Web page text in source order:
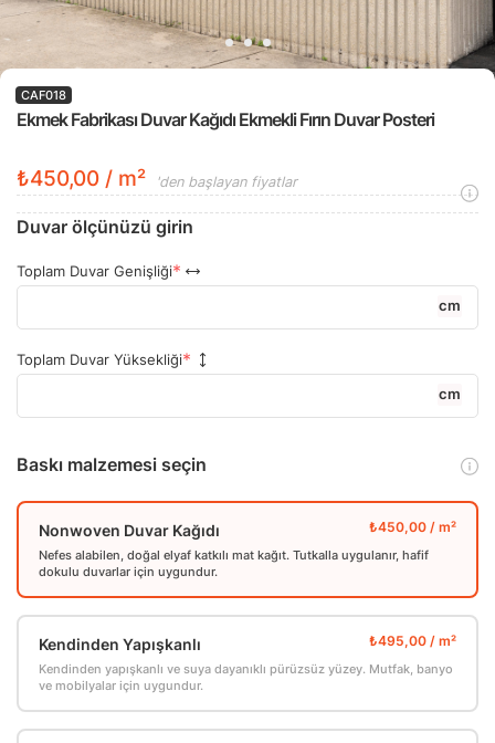
Ekmek Fabrikası Duvar Kağıdı Ekmekli Fırın Duvar Posteri
CAF018
₺450,00 / m² 'den başlayan fiyatlar
Duvar ölçünüzü girin
Toplam Duvar Genişliği
cm
Toplam Duvar Yüksekliği
cm
Baskı malzemesi seçin
Nonwoven Duvar Kağıdı
Nefes alabilen, doğal elyaf katkılı mat kağıt. Tutkalla uygulanır, hafif
dokulu duvarlar için uygundur.
Kendinden Yapışkanlı
Kendinden yapışkanlı ve suya dayanıklı pürüzsüz yüzey. Mutfak, banyo
ve mobilyalar için uygundur.